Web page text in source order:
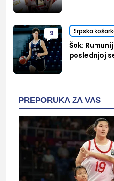
9 Srpska
Šok:
poslednjoj
PREPORUKA ZA VAS